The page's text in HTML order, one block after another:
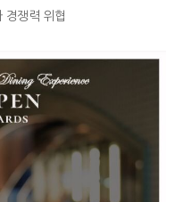
경쟁력 위협